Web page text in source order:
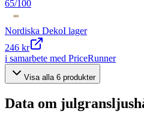
65/100
Nordiska DekoI lager
246 kr
i samarbete med PriceRunner
Visa alla 6 produkter
Data om